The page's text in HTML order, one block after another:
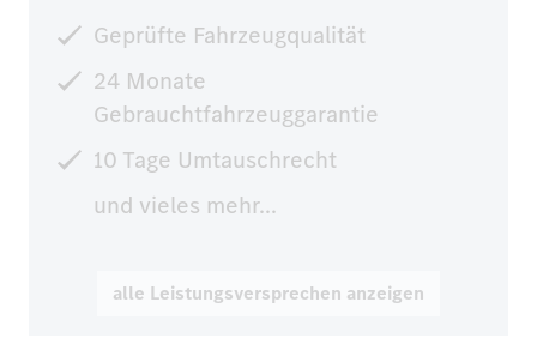
Geprüfte Fahrzeugqualität
24 Monate
Gebrauchtfahrzeuggarantie
10 Tage Umtauschrecht
und vieles mehr...
alle Leistungsversprechen anzeigen